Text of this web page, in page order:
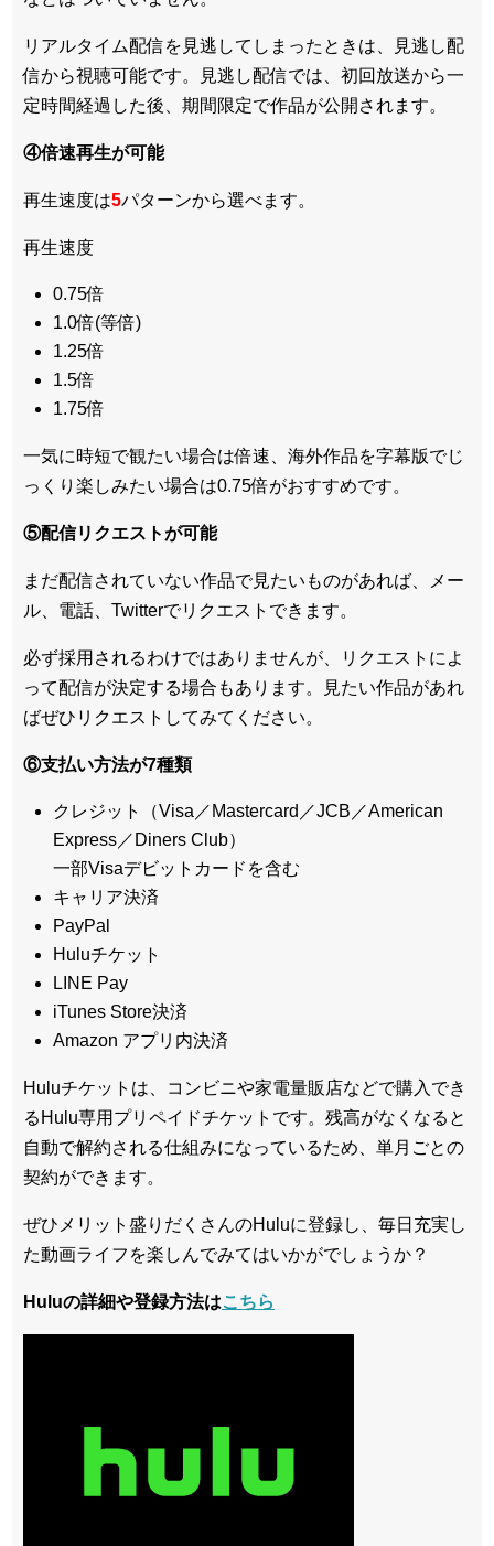
リアルタイム配信を見逃してしまったときは、見逃し配
信から視聴可能です。見逃し配信では、初回放送から一
定時間経過した後、期間限定で作品が公開されます。
④倍速再生が可能
再生速度は5パターンから選べます。
再生速度
0.75倍
1.0倍(等倍)
1.25倍
1.5倍
1.75倍
一気に時短で観たい場合は倍速、海外作品を字幕版でじ
っくり楽しみたい場合は0.75倍がおすすめです。
⑤配信リクエストが可能
まだ配信されていない作品で見たいものがあれば、
メー
ル、電話、Twitterでリクエスト できます。
必ず採用されるわけではありませんが、リクエストによ
って配信が決定する場合もあります。見たい作品があれ
ばぜひリクエストしてみてください。
⑥支払い方法が7種類
クレジット（Visa／Mastercard／JCB／American
Express／Diners Club）
一部Visaデビットカードを含む
キャリア決済
PayPal
Huluチケット
LINE Pay
iTunes Store決済
Amazon アプリ内決済
Huluチケットは、コンビニや家電量販店などで購入でき
るHulu専用プリペイドチケットです。残高がなくなると
自動で解約される仕組みになっているため、単月ごとの
契約ができます。
ぜひメリット盛りだくさんのHuluに登録し、毎日充実し
た動画ライフを楽しんでみてはいかがでしょうか？
Huluの詳細や登録方法はこちら